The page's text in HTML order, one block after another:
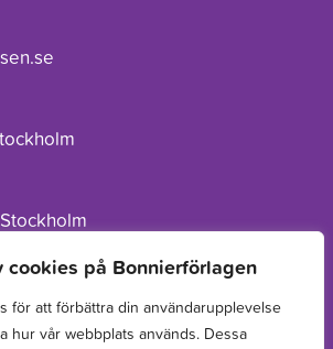
cookies på Bonnierförlagen
för att förbättra din användarupplevelse
hur vår webbplats används. Dessa
Om Bonnierförlagen